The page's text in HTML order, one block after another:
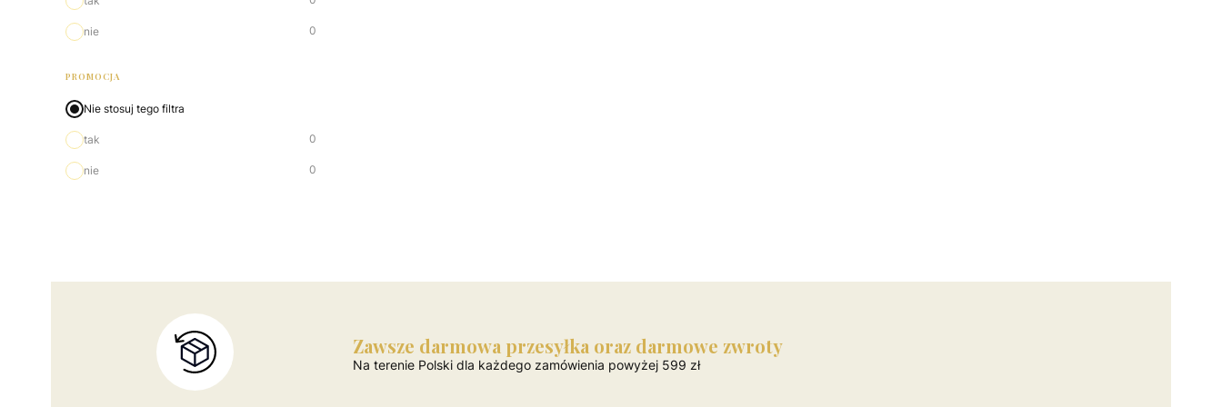
nie 0
PROMOCJA
Nie stosuj tego filtra
tak 0
nie 0
Zawsze darmowa przesyłka oraz darmowe zwroty
Na terenie Polski dla każdego zamówienia powyżej 599 zł